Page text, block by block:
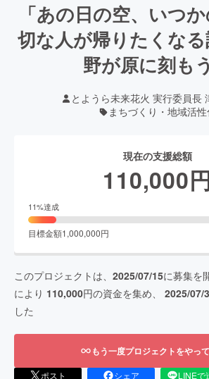
「あの日の空、いつ
切な人が帰りたくな
野が原に刻も
とようら未来花火 実行委員長
まちづくり・地域活
現在の支援総額
110,000
11%達成
目標金額1,000,000円
このプロジェクトは、 2025/07/15に募集を
により 110,000円の資金を集め、 2025/07/
した
もう一度プロジェクトをやっ
ポスト シェア LINEで